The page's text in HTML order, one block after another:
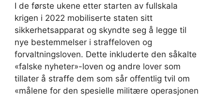
I de første ukene etter starten av fullskala
krigen i 2022 mobiliserte staten sitt
sikkerhetsapparat og skyndte seg å legge til
nye bestemmelser i straffeloven og
forvaltningsloven. Dette inkluderte den såkalte
«falske nyheter»-loven og andre lover som
tillater å straffe dem som sår offentlig tvil om
«målene for den spesielle militære operasjonen